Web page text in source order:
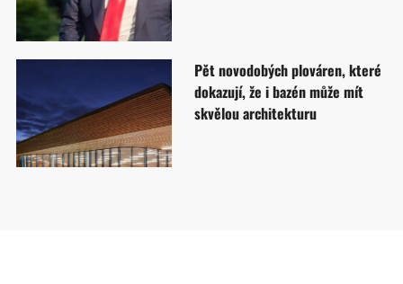
Pět novodobých plováren, které
dokazují, že i bazén může mít
skvělou architekturu